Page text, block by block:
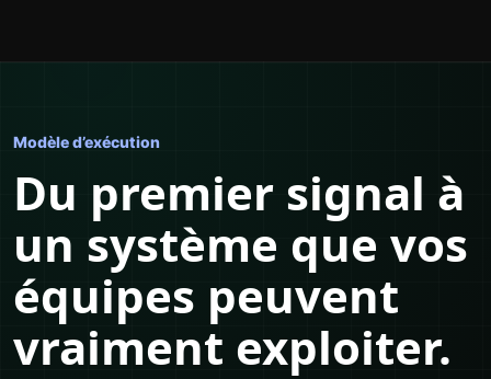
Modèle d’exécution
Du premier signal à
un système que vos
équipes peuvent
vraiment exploiter.